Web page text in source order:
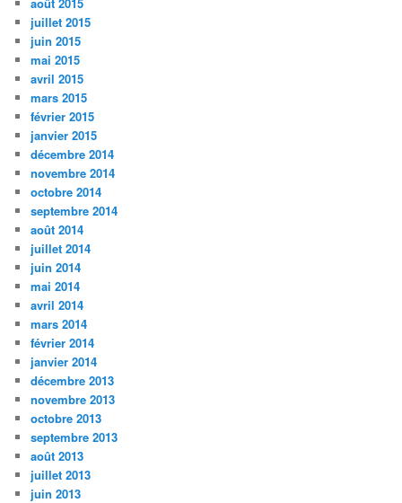
juillet 2015
juin 2015
mai 2015
avril 2015
mars 2015
février 2015
janvier 2015
décembre 2014
novembre 2014
octobre 2014
septembre 2014
août 2014
juillet 2014
juin 2014
mai 2014
avril 2014
mars 2014
février 2014
janvier 2014
décembre 2013
novembre 2013
octobre 2013
septembre 2013
août 2013
juillet 2013
juin 2013